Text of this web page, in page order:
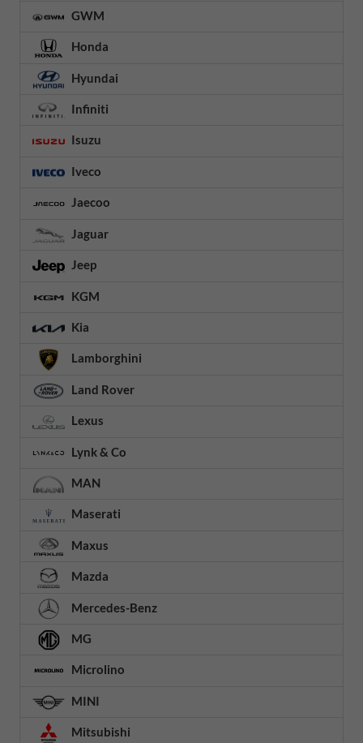
GWM
Honda
Hyundai
Infiniti
Isuzu
Iveco
Jaecoo
Jaguar
Jeep
KGM
Kia
Lamborghini
Land Rover
Lexus
Lynk & Co
MAN
Maserati
Maxus
Mazda
Mercedes-Benz
MG
Microlino
MINI
Mitsubishi